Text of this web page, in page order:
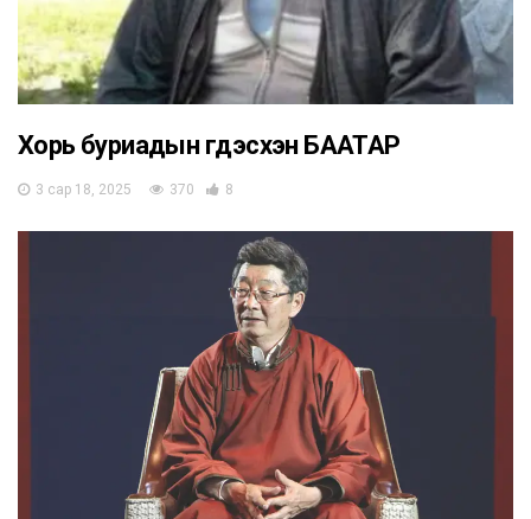
Хорь буриадын гүдэсхэн БААТАР
3 сар 18, 2025 370 8